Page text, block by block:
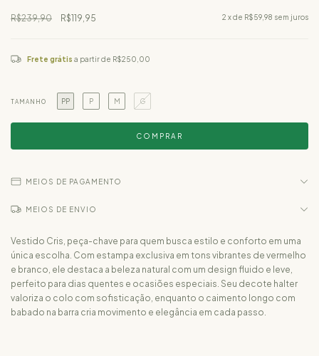
R$239,90 R$119,95 2 x de R$59,98 sem juros
Frete grátis a partir de R$250,00
TAMANHO PP P M G
MEIOS DE PAGAMENTO
MEIOS DE ENVIO
Vestido Cris, peça-chave para quem busca estilo e conforto em uma
única escolha. Com estampa exclusiva em tons vibrantes de vermelho
e branco, ele destaca a beleza natural com um design fluido e leve,
perfeito para dias quentes e ocasiões especiais. Seu decote halter
valoriza o colo com sofisticação, enquanto o caimento longo com
babado na barra cria movimento e elegância em cada passo.